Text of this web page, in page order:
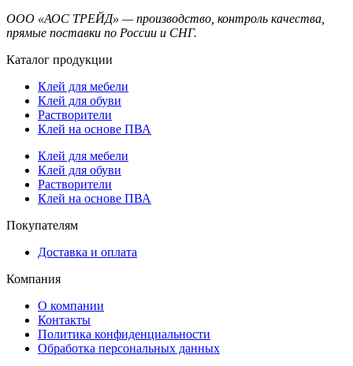
ООО «АОС ТРЕЙД» — производство, контроль качества,
прямые поставки по России и СНГ.
Каталог продукции
Клей для мебели
Клей для обуви
Растворители
Клей на основе ПВА
Клей для мебели
Клей для обуви
Растворители
Клей на основе ПВА
Покупателям
Доставка и оплата
Компания
О компании
Контакты
Политика конфиденциальности
Обработка персональных данных